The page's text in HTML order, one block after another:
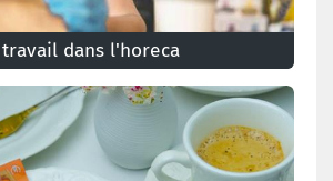
dans l'horeca